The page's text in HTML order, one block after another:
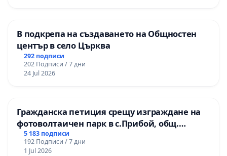
В подкрепа на създаването на Общностен
център в село Църква
292 подписи
202 Подписи / 7 дни
24 Jul 2026
Гражданска петиция срещу изграждане на
фотоволтаичен парк в с.Прибой, общ.
Радомир
5 183 подписи
192 Подписи / 7 дни
1 Jul 2026